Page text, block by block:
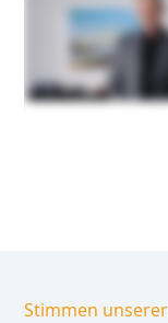
Stimmen